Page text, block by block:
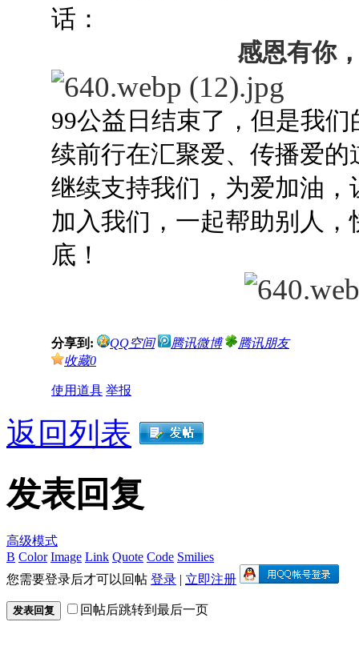
话：
感恩有你
99公益日结束了，但是我
续前行在汇聚爱、传播爱
继续支持我们，为爱加油
加入我们，一起帮助别人
底！
分享到: QQ空间 腾讯微博
腾讯朋友
收藏0
使用道具 举报
返回列表
发表回复
高级模式
B Color Image Link Quote Code Smilies
您需要登录后才可以回帖 登录 | 立即注册
发表回复 回帖后跳转到最后一页